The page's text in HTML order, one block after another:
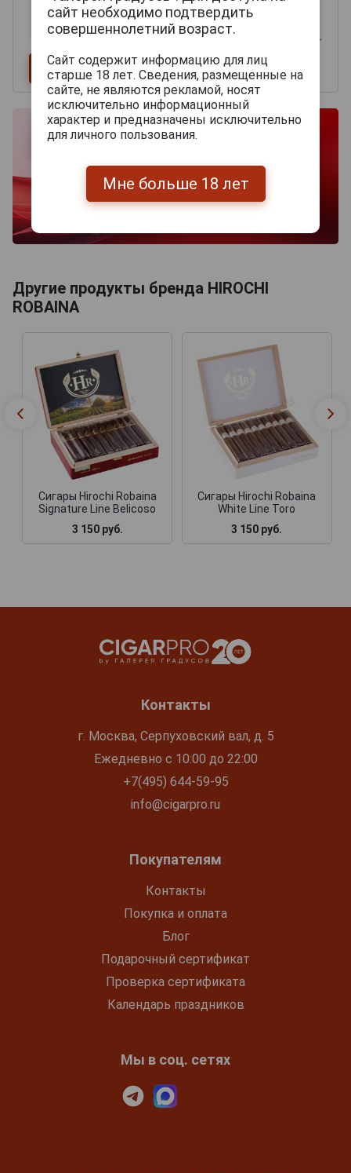
Другие продукты бренда HIROCHI
ROBAINA
Сигары Hirochi Robaina
Signature Line Belicoso
3 150 руб.
Сигары Hirochi Robaina
White Line Toro
3 150 руб.
Контакты
г. Москва, Серпуховский вал, д. 5
Ежедневно с 10:00 до 22:00
+7(495) 644-59-95
info@cigarpro.ru
Покупателям
Контакты
Покупка и оплата
Блог
Подарочный сертификат
Проверка сертификата
Календарь праздников
Мы в соц. сетях
сайт необходимо подтвердить
совершеннолетний возраст.
Сайт содержит информацию для лиц
старше 18 лет. Сведения, размещенные на
сайте, не являются рекламой, носят
исключительно информационный
характер и предназначены исключительно
для личного пользования.
Мне больше 18 лет